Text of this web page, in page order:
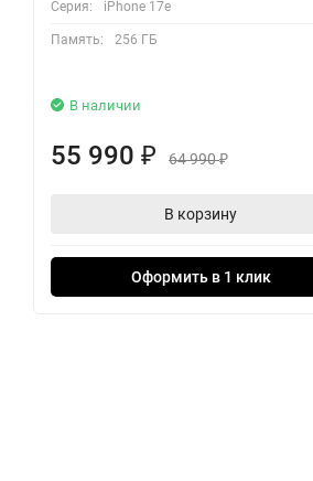
Серия: iPhone 17e
Память: 256 ГБ
В наличии
55 990 ₽ 64 990₽
В корзину
Оформить в 1 клик